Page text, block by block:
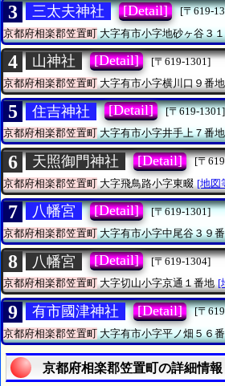
3 三太夫神社 [Detail]
[〒619-
京都府相楽郡笠置町大字有市小字地砂ヶ谷３
4 山神社 [Detail]
[〒619-1301]
京都府相楽郡笠置町 大字有市小字横川口９番地
5 住吉神社 [Detail]
[〒619-1301]
京都府相楽郡笠置町大字有市小字井手上７番地
6 天照御門神社 [Detail]
[〒
京都府相楽郡笠置町 大字飛鳥路小字東畷 [地図
7 八幡宮 [Detail]
[〒619-1301]
京都府相楽郡笠置町大字有市小字中尾谷３９
8 八幡宮 [Detail]
[〒619-1304]
京都府相楽郡笠置町大字切山小字京通１番地 [
9 有市國津神社 [Detail]
[〒
京都府相楽郡笠置町大字有市小字平ノ畑５６
京都府相楽郡笠置町の詳細情報